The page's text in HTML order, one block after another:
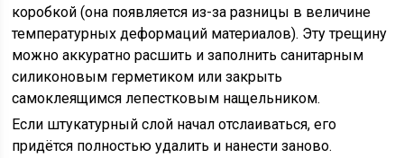
коробкой (она появляется из-за разницы в величине
температурных деформаций материалов). Эту трещину
можно аккуратно расшить и заполнить санитарным
силиконовым герметиком или закрыть
самоклеящимся лепестковым нащельником.
Если штукатурный слой начал отслаиваться, его
придётся полностью удалить и нанести заново.